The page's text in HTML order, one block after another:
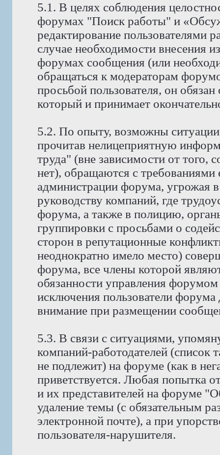
5.1. В целях соблюдения
форумах "Поиск работы" и
редактирование
случае необходимости внесения
форумах сообщения (или
обращаться к модераторам
просьбой пользователя, он
который и принимает
5.2. По опыту, возможны
прочитав нелицеприятную
труда" (вне зависимости от того,
нет), обращаются с требованиями
администрации форума, угрожая
руководству компаний, где
форума, а также в полицию,
группировки с просьбами о
сторон в репутационные
неоднократно имело место)
форума, все члены которой
обязанности управления
исключения пользователи
внимание при размещении
5.3. В связи с ситуациями,
компаний-работодателей (список
не подлежит) на форуме (как в
приветствуется. Любая попытка
и их представителей на форуме
удаление темы (с обязательным
электронной почте), а при
пользователя-нарушителя.